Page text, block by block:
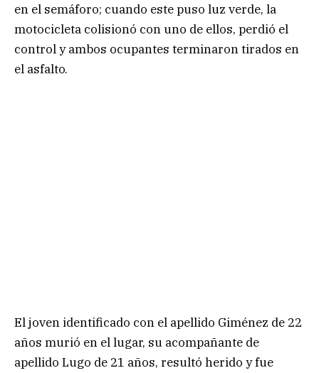
en el semáforo; cuando este puso luz verde, la
motocicleta colisionó con uno de ellos, perdió el
control y ambos ocupantes terminaron tirados en
el asfalto.
El joven identificado con el apellido Giménez de 22
años murió en el lugar, su acompañante de
apellido Lugo de 21 años, resultó herido y fue